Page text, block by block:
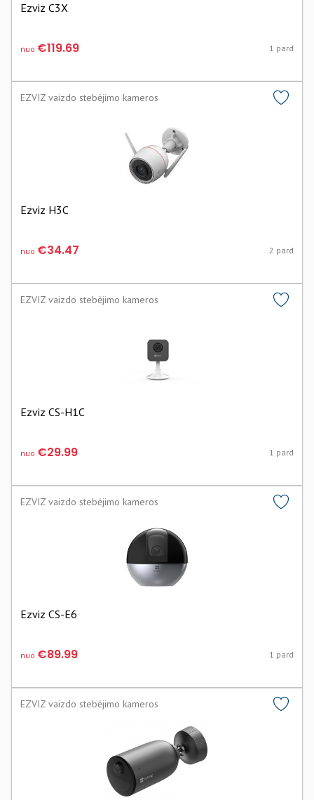
Ezviz C3X
nuo €119.69 1 pard
EZVIZ vaizdo stebėjimo kameros
Ezviz H3C
nuo €34.47 2 pard
EZVIZ vaizdo stebėjimo kameros
Ezviz CS-H1C
nuo €29.99 1 pard
EZVIZ vaizdo stebėjimo kameros
Ezviz CS-E6
nuo €89.99 1 pard
EZVIZ vaizdo stebėjimo kameros